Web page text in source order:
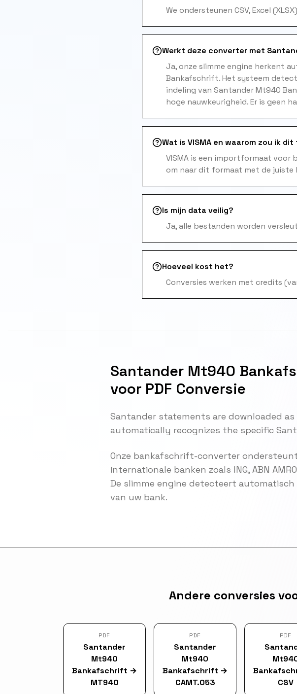
We ondersteunen CSV, Excel
Werkt deze converter met
Ja, onze slimme engine herkent
Bankafschrift. Het systeem
indeling van Santander Mt940
hoge nauwkeurigheid. Er is geen
Wat is VISMA en waarom zou ik
VISMA is een importformaat voor
om naar dit formaat met de juiste
Is mijn data veilig?
Ja, alle bestanden worden
Hoeveel kost het?
Conversies werken met credits
Santander Mt940
voor PDF Conversie
Santander statements are downloaded
automatically recognizes the specific
Onze bankafschrift-converter
internationale banken zoals ING, ABN
De slimme engine detecteert
van uw bank.
Andere conversies
PDF
Santander
Mt940
Bankafschrift →
MT940
PDF
Santander
Mt940
Bankafschrift →
CAMT.053
PDF
CSV